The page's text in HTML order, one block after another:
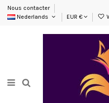
Nous contacter
Nederlands
EUR €